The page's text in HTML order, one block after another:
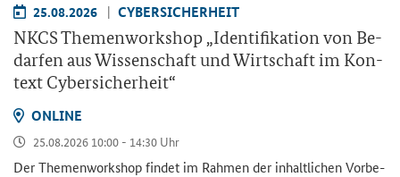
25.08.2026 CY­BER­SI­CHER­HEIT
NKCS The­men­work­shop „Iden­ti­fi­ka­ti­on von Be­
dar­fen aus Wis­sen­schaft und Wirt­schaft im Kon­
text Cy­ber­si­cher­heit“
ON­LINE
25.08.2026 10:00 - 14:30 Uhr
Der The­men­work­shop fin­det im Rah­men der in­halt­li­chen Vor­be­